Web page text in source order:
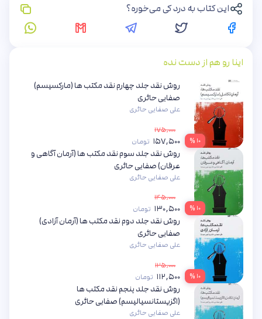
این کتاب به درد کی می‌خوره؟
اینا رو هم از دست نده
۱۰ %
روش نقد جلد چهارم نقد مکتب ها (مارکسیسم)
صفایی حائری
علی صفایی حائری
۱۷۵,۰۰۰
۱۵۷,۵۰۰ تومان
۱۰ %
روش نقد جلد سوم نقد مکتب ها (آرمان آگاهی و
عرفان) صفایی حائری
علی صفایی حائری
۱۴۵,۰۰۰
۱۳۰,۵۰۰ تومان
۱۰ %
روش نقد جلد دوم نقد مکتب ها (آرمان آزادی)
صفایی حائری
علی صفایی حائری
۱۲۵,۰۰۰
۱۱۲,۵۰۰ تومان
روش نقد جلد پنجم نقد مکتب ها
(اگزیستانسیالیسم) صفایی حائری
علی صفایی حائری